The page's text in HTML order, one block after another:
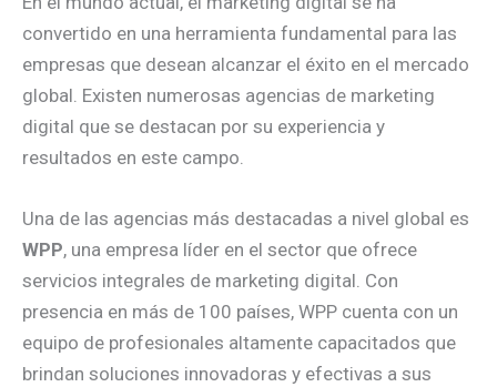
convertido en una herramienta fundamental para las
empresas que desean alcanzar el éxito en el mercado
global. Existen numerosas agencias de marketing
digital que se destacan por su experiencia y
resultados en este campo.
Una de las agencias más destacadas a nivel global es
WPP, una empresa líder en el sector que ofrece
servicios integrales de marketing digital. Con
presencia en más de 100 países, WPP cuenta con un
equipo de profesionales altamente capacitados que
brindan soluciones innovadoras y efectivas a sus